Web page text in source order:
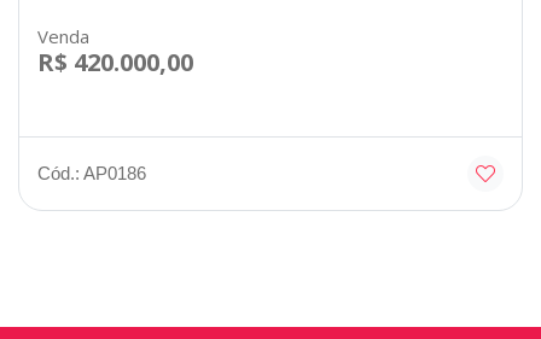
Venda
R$ 420.000,00
Cód.: AP0186